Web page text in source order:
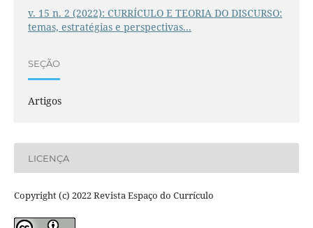
v. 15 n. 2 (2022): CURRÍCULO E TEORIA DO DISCURSO:
temas, estratégias e perspectivas...
SEÇÃO
Artigos
LICENÇA
Copyright (c) 2022 Revista Espaço do Currículo